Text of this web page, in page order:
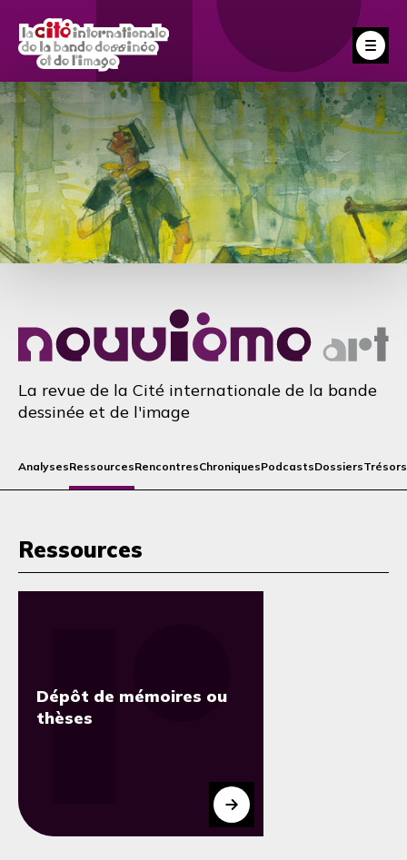
contenu
principal
La revue de la Cité internationale de la bande
dessinée et de l'image
AnalysesRessourcesRencontresChroniquesPodcastsDossiers
Ressources
Dépôt de mémoires ou
thèses